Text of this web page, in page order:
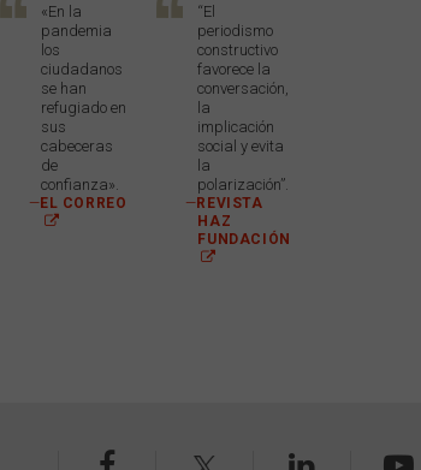
«En la
pandemia
los
ciudadanos
se han
refugiado en
sus
cabeceras
de
confianza».
—EL CORREO
“El
periodismo
constructivo
favorece la
conversación,
la
implicación
social y evita
la
polarización”.
—REVISTA
HAZ
FUNDACIÓN